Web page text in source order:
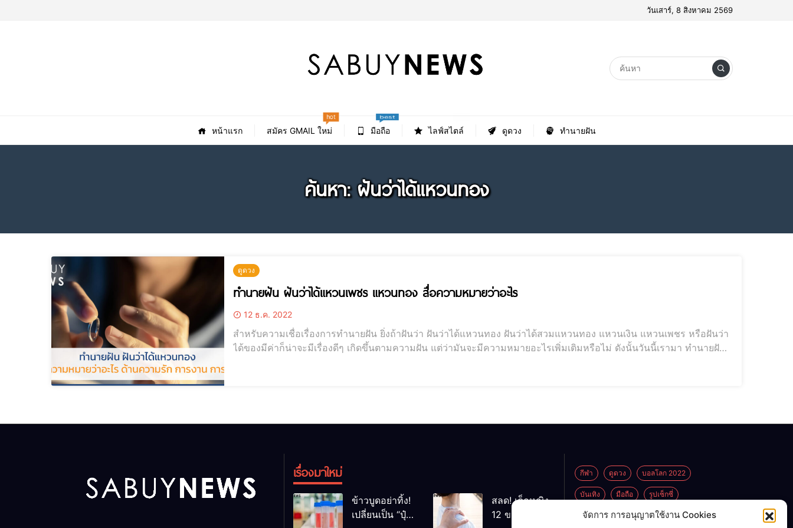
จัดการ การอนุญาตใช้งาน Cookies
วันเสาร์, 8 สิงหาคม 2569
หน้าแรก สมัคร GMAIL ใหม่
hot
มือถือ
best
ไลฟ์สไตล์ ดูดวง ทำนายฝัน
ค้นหา: ฝันว่าได้แหวนทอง
ดูดวง
ทำนายฝัน ฝันว่าได้แหวนเพชร แหวนทอง สื่อความหมายว่าอะไร
12 ธ.ค. 2022
สำหรับความเชื่อเรื่องการทำนายฝัน ยิ่งถ้าฝันว่า ฝันว่าได้แหวนทอง ฝันว่าได้สวมแหวนทอง แหวนเงิน แหวนเพชร หรือฝันว่า
ได้ของมีค่าก็น่าจะมีเรื่องดีๆ เกิดขึ้นตามความฝัน แต่ว่ามันจะมีความหมายอะไรเพิ่มเติมหรือไม่ ดังนั้นวันนี้เรามา ทำนายฝัน
เรื่องมาใหม่
ข้าวบูดอย่าทิ้ง!
เปลี่ยนเป็น “ปุ๋ย
สลด! เด็กหญิง
12 ขวบ ถูกพ่อ
กีฬา ดูดวง บอลโลก 2022
บันเทิง มือถือ รูปเซ็กซี่
ไลฟ์สไตล์